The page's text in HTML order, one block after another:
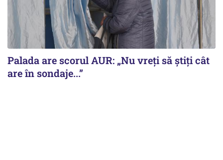
Palada are scorul AUR: „Nu vreți să știți cât
are în sondaje...”